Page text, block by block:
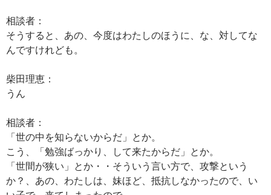
相談者：
そうすると、あの、今度はわたしのほうに、な、対してな
んですけれども。
柴田理恵：
うん
相談者：
「世の中を知らないからだ」とか。
こう、「勉強ばっかり、して来たからだ」とか。
「世間が狭い」とか・・そういう言い方で、攻撃という
か？、あの、わたしは、妹ほど、抵抗しなかったので、い